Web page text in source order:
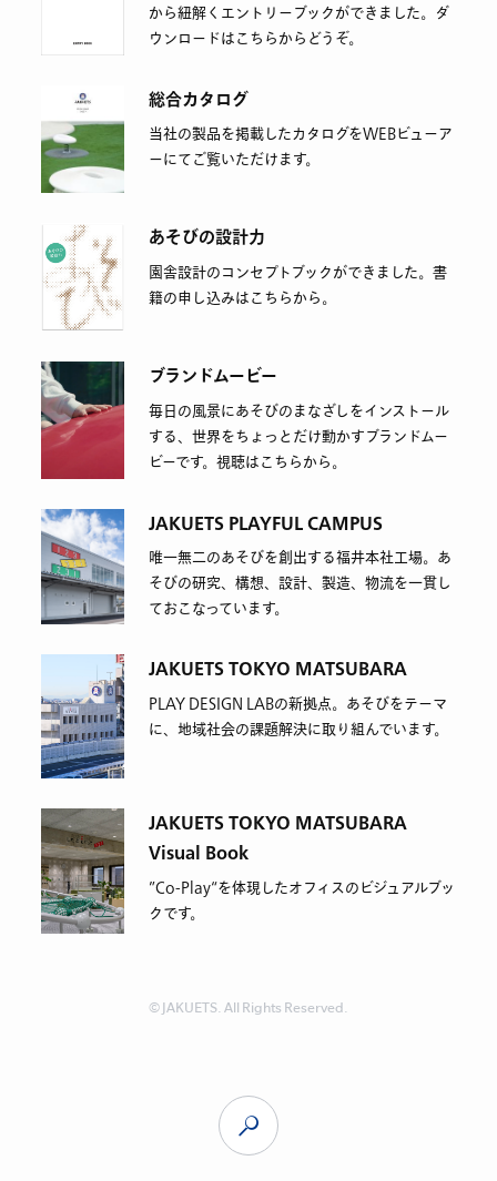
から紐解くエントリーブックができました。ダ
ウンロードはこちらからどうぞ。
総合カタログ
当社の製品を掲載したカタログをWEBビューア
ーにてご覧いただけます。
あそびの設計力
園舎設計のコンセプトブックができました。書
籍の申し込みはこちらから。
ブランドムービー
毎日の風景にあそびのまなざしをインストール
する、世界をちょっとだけ動かすブランドムー
ビーです。視聴はこちらから。
JAKUETS PLAYFUL CAMPUS
唯一無二のあそびを創出する福井本社工場。あ
そびの研究、構想、設計、製造、物流を一貫し
ておこなっています。
JAKUETS TOKYO MATSUBARA
PLAY DESIGN LABの新拠点。あそびをテーマ
に、地域社会の課題解決に取り組んでいます。
JAKUETS TOKYO MATSUBARA
Visual Book
”Co-Play“を体現したオフィスのビジュアルブッ
クです。
© JAKUETS. All Rights Reserved.